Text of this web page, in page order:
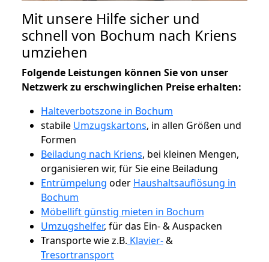
Mit unsere Hilfe sicher und
schnell von Bochum nach Kriens
umziehen
Folgende Leistungen können Sie von unser
Netzwerk zu erschwinglichen Preise erhalten:
Halteverbotszone in Bochum
stabile Umzugskartons, in allen Größen und
Formen
Beiladung nach Kriens, bei kleinen Mengen,
organisieren wir, für Sie eine Beiladung
Entrümpelung oder Haushaltsauflösung in
Bochum
Möbellift günstig mieten in Bochum
Umzugshelfer, für das Ein- & Auspacken
Transporte wie z.B. Klavier-&
Tresortransport